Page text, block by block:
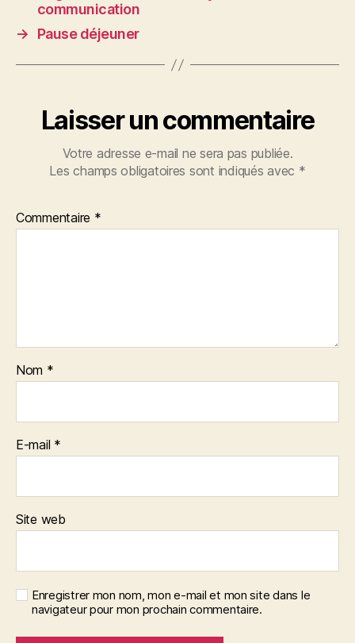
communication
→
Pause déjeuner
Laisser un commentaire
Votre adresse e-mail ne sera pas publiée.
Les champs obligatoires sont indiqués avec *
Commentaire *
Nom *
E-mail *
Site web
Enregistrer mon nom, mon e-mail et mon site dans le
navigateur pour mon prochain commentaire.